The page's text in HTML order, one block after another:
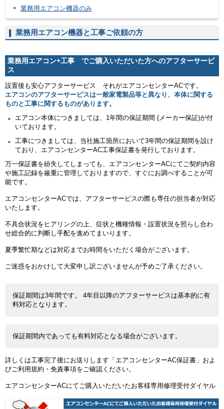
業務用エアコン機器のみ
業務用エアコン機器と工事ご依頼の方
業務用エアコン+工事 でご購入いただいた方へのアフターサービ
ス
設置後も安心アフターサービス それがエアコンセンターACです。
エアコンのアフターサービスは一般家電製品等と異なり、本体に関する
ものと工事に関するものがあります。
エアコン本体につきましては、1年間の保証期間 (メーカー保証)が付
いております。
工事につきましては、当社施工箇所において3年間の保証期間を設け
ており、エアコンセンターAC工事保証書を発行しております。
万一保証書を紛失してしまっても、エアコンセンターACにてご契約内容
や施工記録を厳重に管理しておりますので、すぐにお調べすることが可
能です。
エアコンセンターACでは、アフターサービスの際も専任の担当者が対応
いたします。
不具合状況をヒアリングの上、症状と機種情報・設置状況を照らし合わ
せ総合的に判断し手配を進めてまいります。
夏季繁忙期などは対応までお時間をいただく場合がございます。
ご迷惑をおかけして大変申し訳ございませんが予めご了承ください。
保証期間は3年間です。 4年目以降のアフターサービスは基本的に有
料対応となります。
保証期間内であっても有料対応となる場合がございます。
詳しくは工事完了後にお送りします「エアコンセンターAC保証書」およ
びご利用規約・免責事項をご確認ください。
エアコンセンターACにてご購入いただいたお客様専用修理受付ダイヤル